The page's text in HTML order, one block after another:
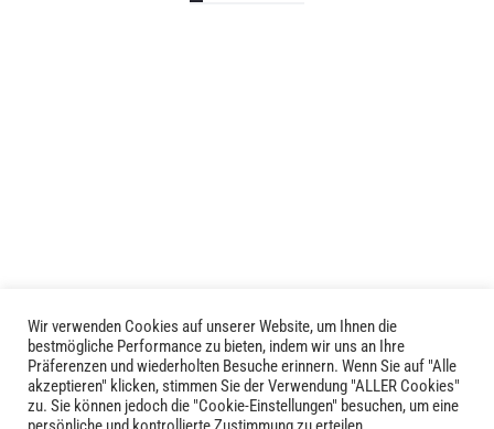
LIVID © 2024
Wir verwenden Cookies auf unserer Website, um Ihnen die
bestmögliche Performance zu bieten, indem wir uns an Ihre
Präferenzen und wiederholten Besuche erinnern. Wenn Sie auf "Alle
akzeptieren" klicken, stimmen Sie der Verwendung "ALLER Cookies"
zu. Sie können jedoch die "Cookie-Einstellungen" besuchen, um eine